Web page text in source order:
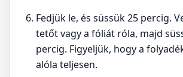
Fedjük le, és süssük 25 percig.
tetőt vagy a fóliát róla, majd
percig. Figyeljük, hogy a
alóla teljesen.